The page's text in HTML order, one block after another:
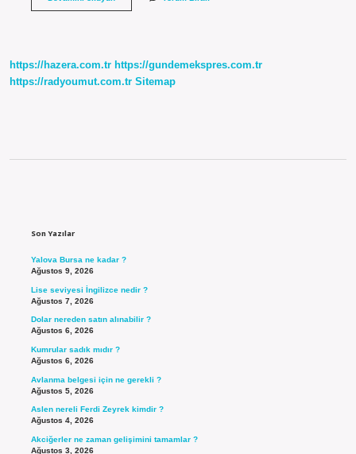
https://hazera.com.tr https://gundemekspres.com.tr
https://radyoumut.com.tr Sitemap
Son Yazılar
Yalova Bursa ne kadar ?
Ağustos 9, 2026
Lise seviyesi İngilizce nedir ?
Ağustos 7, 2026
Dolar nereden satın alınabilir ?
Ağustos 6, 2026
Kumrular sadık mıdır ?
Ağustos 6, 2026
Avlanma belgesi için ne gerekli ?
Ağustos 5, 2026
Aslen nereli Ferdi Zeyrek kimdir ?
Ağustos 4, 2026
Akciğerler ne zaman gelişimini tamamlar ?
Ağustos 3, 2026